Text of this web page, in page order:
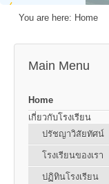
You are here: Home
Main Menu
Home
เกี่ยวกับโรงเรียน
ปรัชญาวิสัยทัศน์
โรงเรียนของเรา
ปฏิทินโรงเรียน